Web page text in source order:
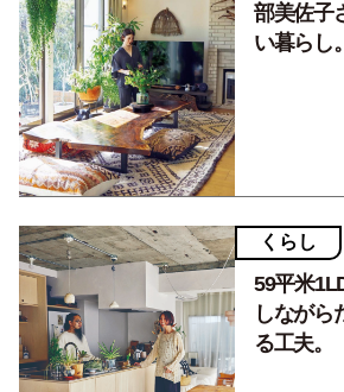
部美佐子
い暮らし
くらし
59平米
しながら
る工夫。